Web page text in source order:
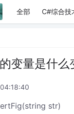
全部 C#综合技
变量是什么
str)